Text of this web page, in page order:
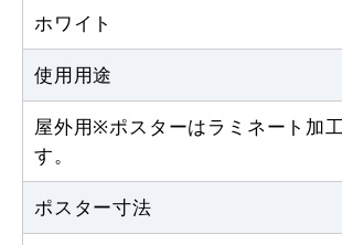
ホワイト
使用用途
屋外用※ポスターはラミネート加
す。
ポスター寸法